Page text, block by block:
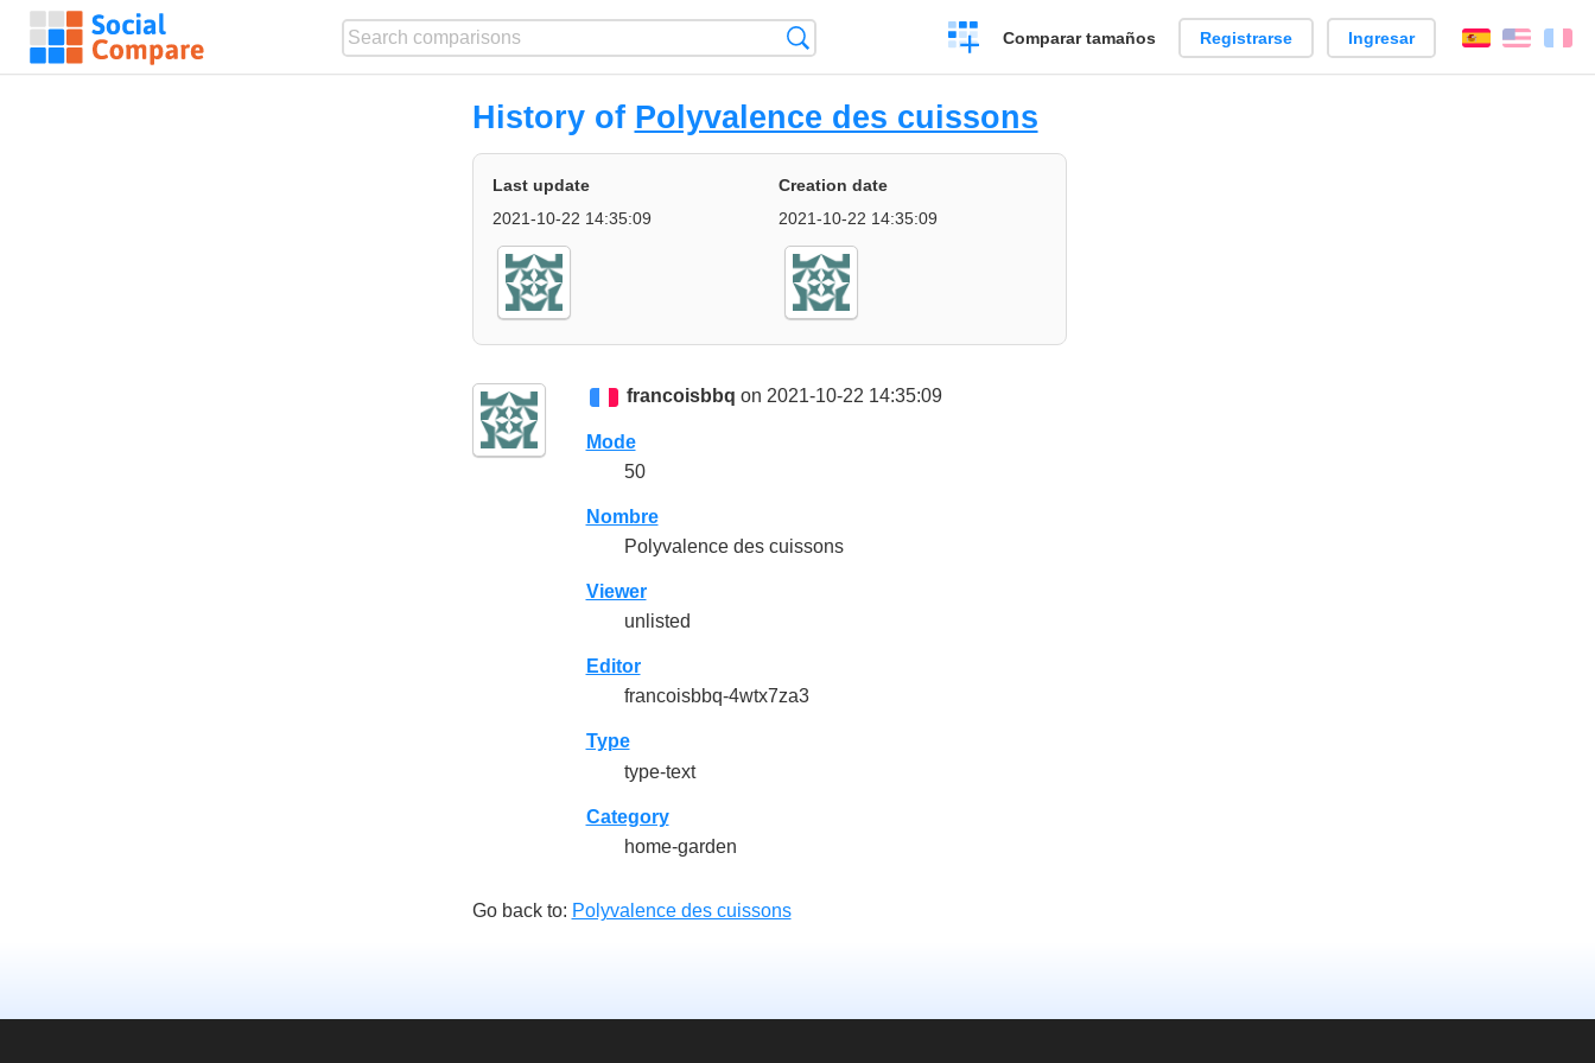
Crear
una
Comparar tamaños Registrarse Ingresar EspañolEnglish
History of Polyvalence des cuissons
Last update
2021-10-22 14:35:09
Creation date
2021-10-22 14:35:09
francoisbbq on 2021-10-22 14:35:09
Mode
50
Nombre
Polyvalence des cuissons
Viewer
unlisted
Editor
francoisbbq-4wtx7za3
Type
type-text
Category
home-garden
Go back to: Polyvalence des cuissons